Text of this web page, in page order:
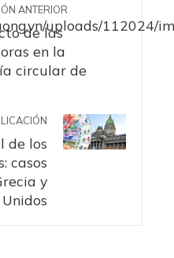
ANTERIOR
de las
en la
circular de
de los
casos
y